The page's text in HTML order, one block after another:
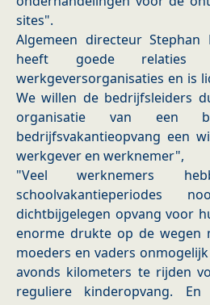
sites".
Algemeen directeur Stephan
heeft goede relaties
werkgeversorganisaties en is
We willen de bedrijfsleiders
organisatie van een
bedrijfsvakantieopvang een
werkgever en werknemer",
"Veel werknemers
schoolvakantieperiodes
dichtbijgelegen opvang voor
enorme drukte op de wegen
moeders en vaders
avonds kilometers te rijden
reguliere kinderopvang.